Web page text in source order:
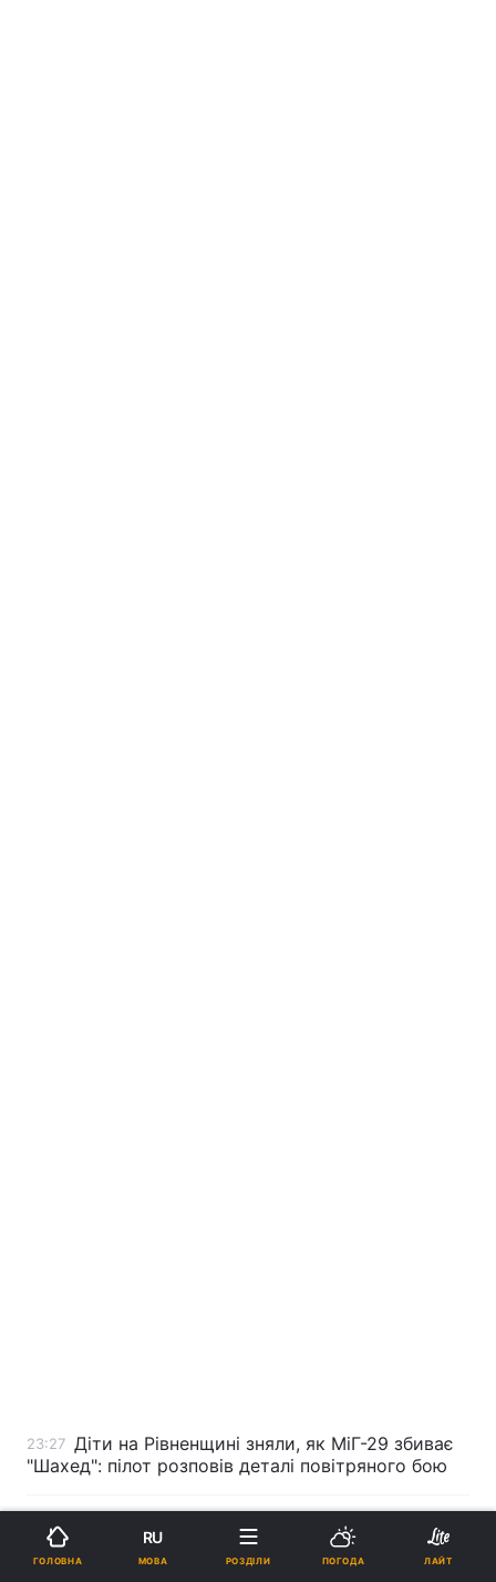
23:27 Діти на Рівненщині зняли, як МіГ-29 збиває
"Шахед": пілот розповів деталі повітряного бою
23:23
Чотири дати народження людей із
вродженою мудрістю
ГОЛОВНА
RU
МОВА РОЗДІЛИ ПОГОДА ЛАЙТ